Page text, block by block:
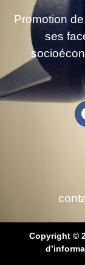
Promotion
ses
Copyright ©